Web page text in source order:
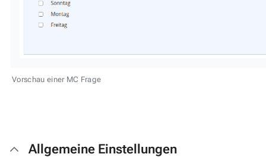
Vorschau einer MC Frage
Allgemeine Einstellungen